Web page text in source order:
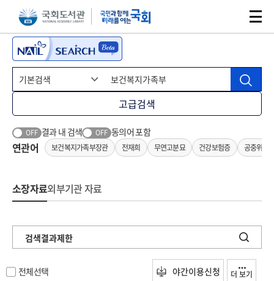
본문 바로가기주메뉴 바로가기
고급검색
OFF 결과 내 검색 OFF 동의어 포함
연관어 보건복지가족부장관 전재희 무연고분묘 건강보험증 공중위생
소장자료외부기관 자료
검색결과제한
전체선택 야간이용신청 더 보기